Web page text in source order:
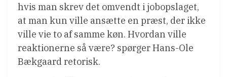
hvis man skrev det omvendt i jobopslaget,
at man kun ville ansætte en præst, der ikke
ville vie to af samme køn. Hvordan ville
reaktionerne så være? spørger Hans-Ole
Bækgaard retorisk.